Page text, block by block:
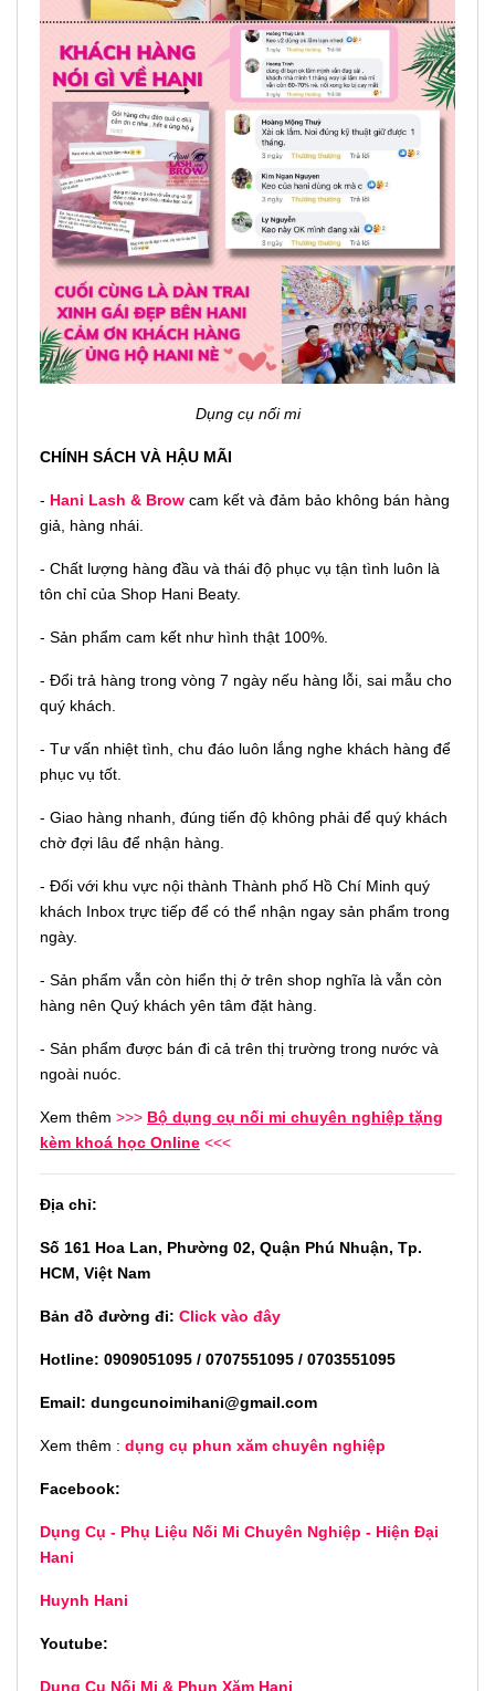
Dụng cụ nối mi
CHÍNH SÁCH VÀ HẬU MÃI
- Hani Lash & Brow cam kết và đảm bảo không bán hàng
giả, hàng nhái.
- Chất lượng hàng đầu và thái độ phục vụ tận tình luôn là
tôn chỉ của Shop Hani Beaty.
- Sản phẩm cam kết như hình thật 100%.
- Đổi trả hàng trong vòng 7 ngày nếu hàng lỗi, sai mẫu cho
quý khách.
- Tư vấn nhiệt tình, chu đáo luôn lắng nghe khách hàng để
phục vụ tốt.
- Giao hàng nhanh, đúng tiến độ không phải để quý khách
chờ đợi lâu để nhận hàng.
- Đối với khu vực nội thành Thành phố Hồ Chí Minh quý
khách Inbox trực tiếp để có thể nhận ngay sản phẩm trong
ngày.
- Sản phẩm vẫn còn hiển thị ở trên shop nghĩa là vẫn còn
hàng nên Quý khách yên tâm đặt hàng.
- Sản phẩm được bán đi cả trên thị trường trong nước và
ngoài nuóc.
Xem thêm >>> Bộ dụng cụ nối mi chuyên nghiệp tặng
kèm khoá học Online <<<
Địa chỉ:
Số 161 Hoa Lan, Phường 02, Quận Phú Nhuận, Tp.
HCM, Việt Nam
Bản đồ đường đi: Click vào đây
Hotline: 0909051095 / 0707551095 / 0703551095
Email: dungcunoimihani@gmail.com
Xem thêm : dụng cụ phun xăm chuyên nghiệp
Facebook:
Dụng Cụ - Phụ Liệu Nối Mi Chuyên Nghiệp - Hiện Đại
Hani
Huynh Hani
Youtube:
Dụng Cụ Nối Mi & Phun Xăm Hani